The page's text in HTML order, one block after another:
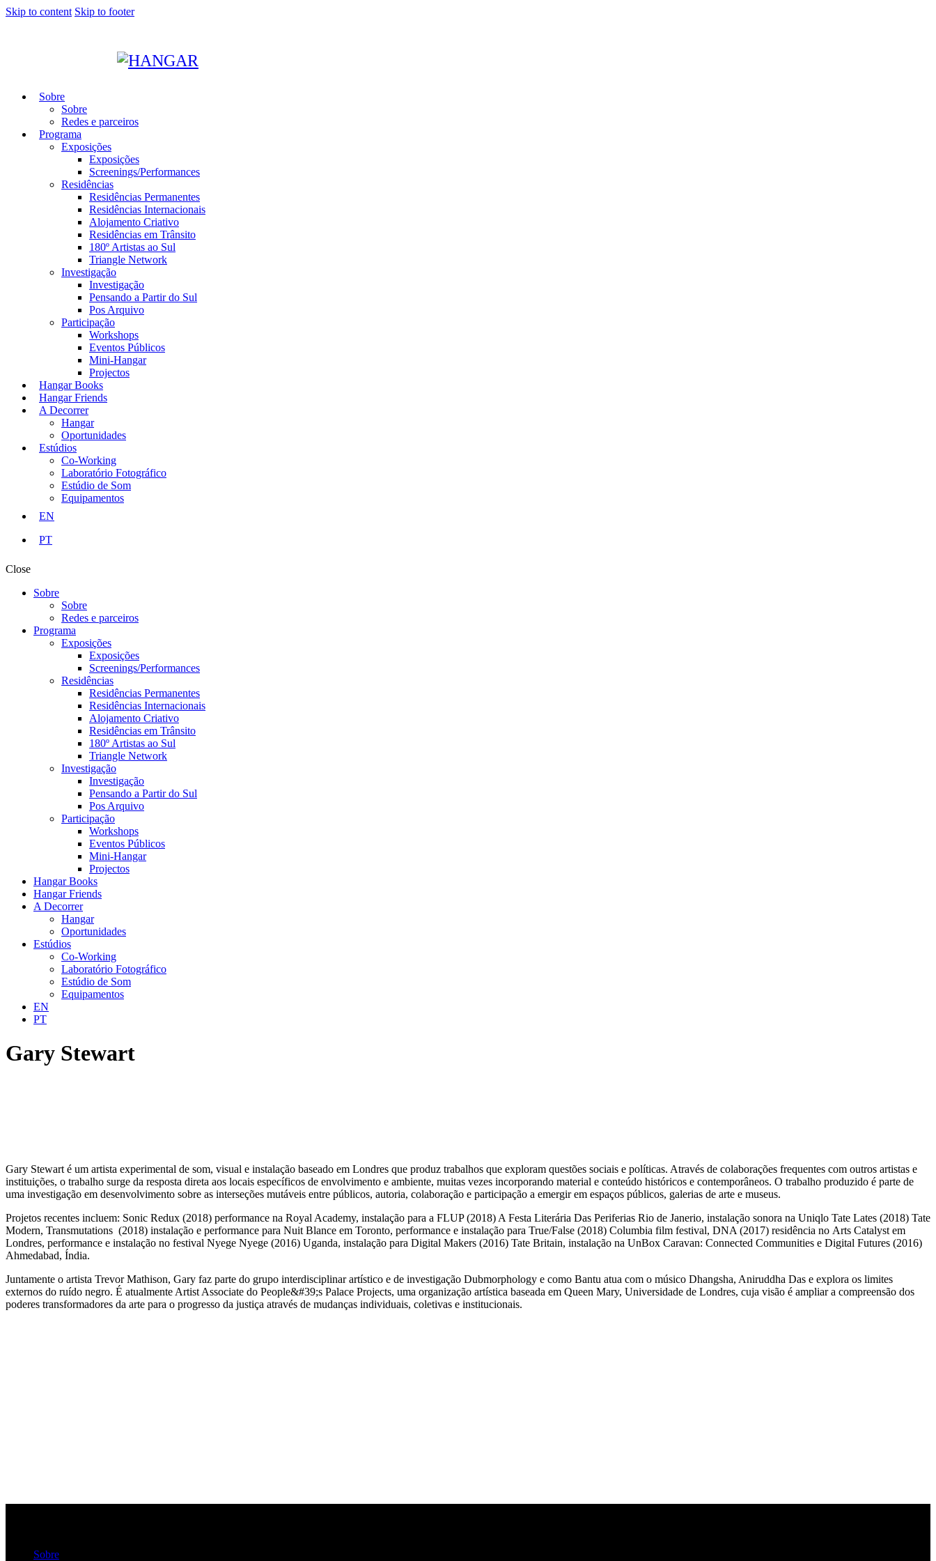
Skip to content Skip to footer
Sobre
Sobre
Redes e parceiros
Programa
Exposições
Exposições
Screenings/Performances
Residências
Residências Permanentes
Residências Internacionais
Alojamento Criativo
Residências em Trânsito
180º Artistas ao Sul
Triangle Network
Investigação
Investigação
Pensando a Partir do Sul
Pos Arquivo
Participação
Workshops
Eventos Públicos
Mini-Hangar
Projectos
Hangar Books
Hangar Friends
A Decorrer
Hangar
Oportunidades
Estúdios
Co-Working
Laboratório Fotográfico
Estúdio de Som
Equipamentos
EN
PT
Close
Sobre
Sobre
Redes e parceiros
Programa
Exposições
Exposições
Screenings/Performances
Residências
Residências Permanentes
Residências Internacionais
Alojamento Criativo
Residências em Trânsito
180º Artistas ao Sul
Triangle Network
Investigação
Investigação
Pensando a Partir do Sul
Pos Arquivo
Participação
Workshops
Eventos Públicos
Mini-Hangar
Projectos
Hangar Books
Hangar Friends
A Decorrer
Hangar
Oportunidades
Estúdios
Co-Working
Laboratório Fotográfico
Estúdio de Som
Equipamentos
EN
PT
Gary Stewart
Gary Stewart é um artista experimental de som, visual e instalação baseado em Londres que produz trabalhos que exploram questões sociais e políticas. Através de colaborações frequentes com outros artistas e
instituições, o trabalho surge da resposta direta aos locais específicos de envolvimento e ambiente, muitas vezes incorporando material e conteúdo históricos e contemporâneos. O trabalho produzido é parte de
uma investigação em desenvolvimento sobre as interseções mutáveis entre públicos, autoria, colaboração e participação a emergir em espaços públicos, galerias de arte e museus.
Projetos recentes incluem: Sonic Redux (2018) performance na Royal Academy, instalação para a FLUP (2018) A Festa Literária Das Periferias Rio de Janerio, instalação sonora na Uniqlo Tate Lates (2018) Tate
Modern, Transmutations (2018) instalação e performance para Nuit Blance em Toronto, performance e instalação para True/False (2018) Columbia film festival, DNA (2017) residência no Arts Catalyst em
Londres, performance e instalação no festival Nyege Nyege (2016) Uganda, instalação para Digital Makers (2016) Tate Britain, instalação na UnBox Caravan: Connected Communities e Digital Futures (2016)
Ahmedabad, Índia.
Juntamente o artista Trevor Mathison, Gary faz parte do grupo interdisciplinar artístico e de investigação Dubmorphology e como Bantu atua com o músico Dhangsha, Aniruddha Das e explora os limites
externos do ruído negro. É atualmente Artist Associate do People&#39;s Palace Projects, uma organização artística baseada em Queen Mary, Universidade de Londres, cuja visão é ampliar a compreensão dos
poderes transformadores da arte para o progresso da justiça através de mudanças individuais, coletivas e institucionais.
Sobre